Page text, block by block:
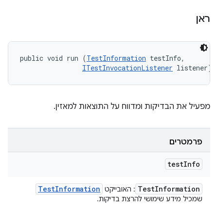
ראן
public void run (TestInformation testInfo,
ITestInvocationListener listener)
מפעיל את הבדיקות ומדווח על התוצאות למאזין.
פרמטרים
testInfo
TestInformation : האובייקט TestInformation
שמכיל מידע שימושי להרצת בדיקות.